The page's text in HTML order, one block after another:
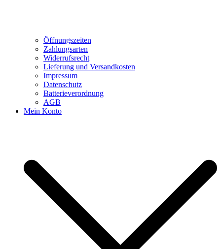
Öffnungszeiten
Zahlungsarten
Widerrufsrecht
Lieferung und Versandkosten
Impressum
Datenschutz
Batterieverordnung
AGB
Mein Konto